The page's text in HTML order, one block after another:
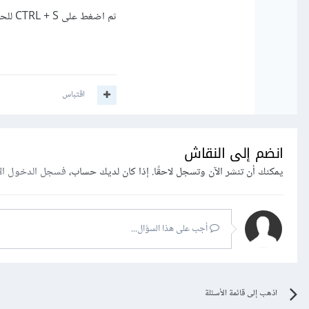
ثم اضغط على CTRL + S للحفظ
اقتباس
انضم إلى النقاش
يمكنك أن تنشر الآن وتسجل لاحقًا. إذا كان لديك حساب،فسجل الدخول
أجب على هذا السؤال...
اذهب إلى قائمة الأسئلة